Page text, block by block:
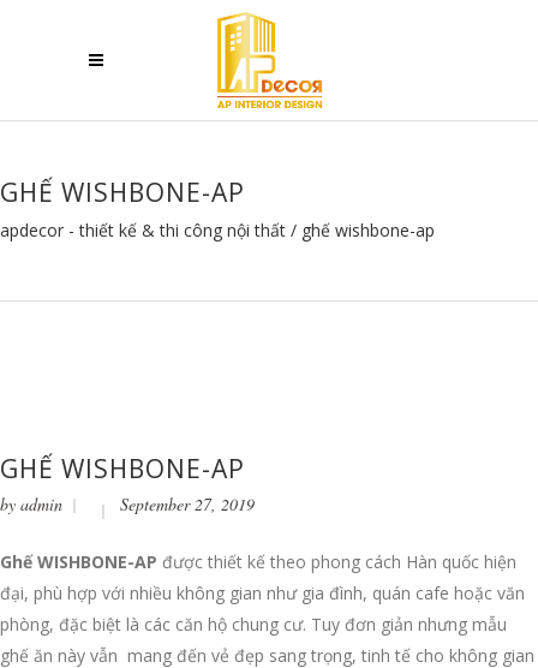
GHẾ WISHBONE-AP
apdecor - thiết kế & thi công nội thất / ghế wishbone-ap
GHẾ WISHBONE-AP
by admin September 27, 2019
Ghế WISHBONE-AP được thiết kế theo phong cách Hàn quốc hiện
đại, phù hợp với nhiều không gian như gia đình, quán cafe hoặc văn
phòng, đặc biệt là các căn hộ chung cư. Tuy đơn giản nhưng mẫu
ghế ăn này vẫn mang đến vẻ đẹp sang trọng, tinh tế cho không gian